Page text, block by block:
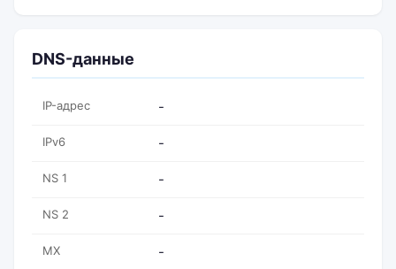
DNS-данные
IP-адрес -
IPv6 -
NS 1 -
NS 2 -
MX -